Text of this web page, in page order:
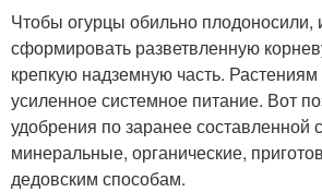
Чтобы огурцы обильно плодоносили,
сформировать разветвленную
крепкую надземную часть. Растениям
усиленное системное питание. Вот
удобрения по заранее составленной
минеральные, органические,
дедовским способам.